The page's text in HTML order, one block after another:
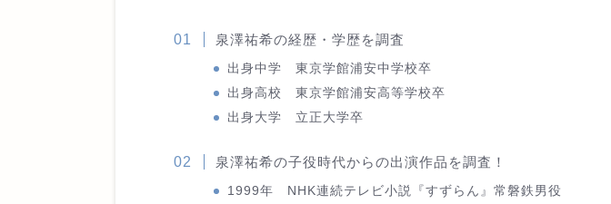
泉澤祐希の経歴・学歴を調査
出身中学 東京学館浦安中学校卒
出身高校 東京学館浦安高等学校卒
出身大学 立正大学卒
泉澤祐希の子役時代からの出演作品を調査！
1999年 NHK連続テレビ小説『すずらん』常磐鉄男役